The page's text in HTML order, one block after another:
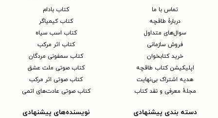
تماس با ما
دربارهٔ طاقچه
سوال‌های متداول
فروش سازمانی
خرید کتابخوان
اپلیکیشن کتاب طاقچه
هدیه اشتراک بی‌نهایت
مجلهٔ معرفی و نقد کتاب
کتاب بادام
کتاب کیمیاگر
کتاب اسب سیاه
کتاب اثر مرکب
کتاب سمفونی مردگان
کتاب صوتی ملت عشق
کتاب صوتی اثر مرکب
کتاب صوتی عادت‌های اتمی
دسته بندی پیشنهادی نویسنده‌های پیشنهادی